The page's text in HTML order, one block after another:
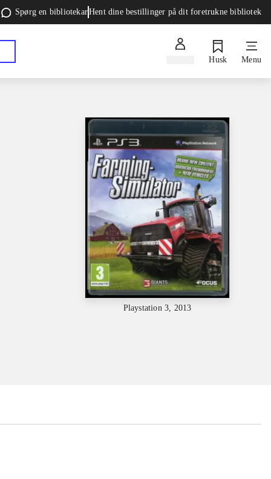
Spørg en bibliotekarHent dine bestillinger på dit foretrukne bibliotek
Husk Menu
Playstation 3, 2013